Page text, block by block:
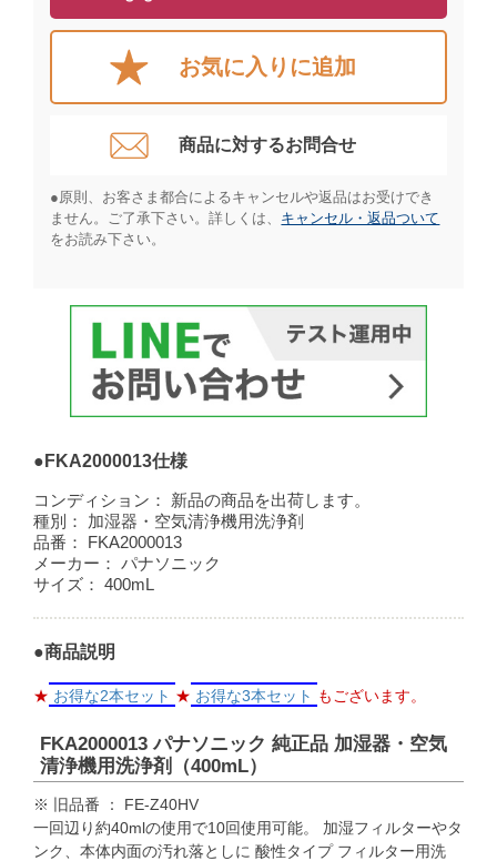
お気に入りに追加
商品に対するお問合せ​
●原則、お客さま都合によるキャンセルや返品はお受けでき
ません。ご了承下さい。詳しくは、 キャンセル・返品ついて
をお読み下さい。​
●FKA2000013仕様
コンディション：
新品の商品を出荷します。
種別：
加湿器・空気清浄機用洗浄剤
品番：
FKA2000013
メーカー：
パナソニック
サイズ：
400mL
●商品説明
★ お得な2本セット ★ お得な3本セット もございます。
FKA2000013 パナソニック 純正品 加湿器・空気
清浄機用洗浄剤（400mL）
※ 旧品番 ： FE-Z40HV
一回辺り約40mlの使用で10回使用可能。 加湿フィルターやタ
ンク、本体内面の汚れ落としに 酸性タイプ フィルター用洗